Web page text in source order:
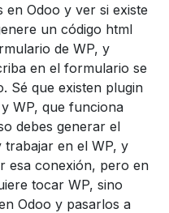
Odoo y ver si existe
un código html
de WP, y
en el formulario se
Sé que existen plugin
WP, que funciona
debes generar el
en el WP, y
esa conexión, pero en
tocar WP, sino
Odoo y pasarlos a